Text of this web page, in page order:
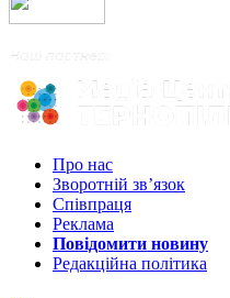
Про нас
Зворотній зв’язок
Співпраця
Реклама
Повідомити новину
Редакційна політика